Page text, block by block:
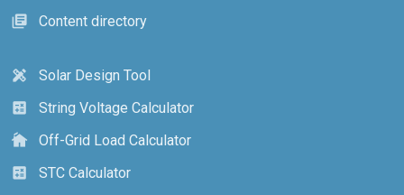
library_books
Content directory
design_services
Solar Design Tool
calculate
String Voltage Calculator
cottage
Off-Grid Load Calculator
calculate
STC Calculator